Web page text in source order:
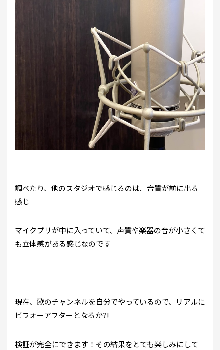
調べたり、他のスタジオで感じるのは、音質が前に出る
感じ
マイクプリが中に入っていて、声質や楽器の音が小さくて
も立体感がある感じなのです
現在、歌のチャンネルを自分でやっているので、リアルに
ビフォーアフターとなるか?!
検証が完全にできます！その結果をとても楽しみにして